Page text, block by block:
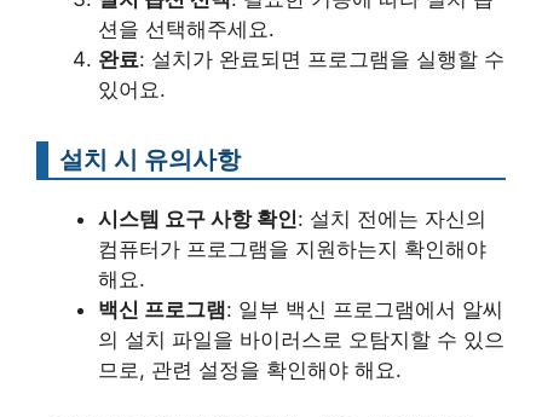
션을 선택해주세요.
완료: 설치가 완료되면 프로그램을 실행할 수
있어요.
설치 시 유의사항
시스템 요구 사항 확인: 설치 전에는 자신의
컴퓨터가 프로그램을 지원하는지 확인해야
해요.
백신 프로그램: 일부 백신 프로그램에서 알씨
의 설치 파일을 바이러스로 오탐지할 수 있으
므로, 관련 설정을 확인해야 해요.